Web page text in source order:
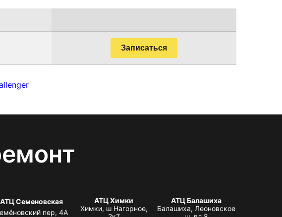
Записаться
АТЦ Семеновская
пер, 4А
АТЦ Химки
Химки, ш Нагорное,
АТЦ Балашиха
Балашиха, Леоновское